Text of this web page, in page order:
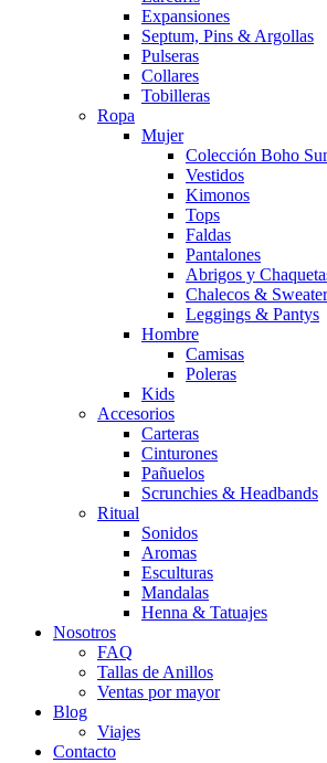
Expansiones
Septum, Pins & Argollas
Pulseras
Collares
Tobilleras
Ropa
Mujer
Colección Boho
Vestidos
Kimonos
Tops
Faldas
Pantalones
Abrigos y
Chalecos &
Leggings & Pantys
Hombre
Camisas
Poleras
Kids
Accesorios
Carteras
Cinturones
Pañuelos
Scrunchies & Headbands
Ritual
Sonidos
Aromas
Esculturas
Mandalas
Henna & Tatuajes
Nosotros
FAQ
Tallas de Anillos
Ventas por mayor
Blog
Viajes
Contacto